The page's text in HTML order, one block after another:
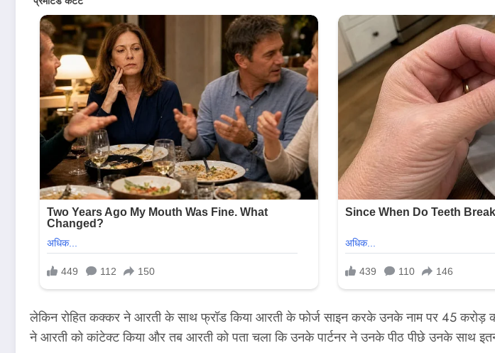
लेकिन रोहित कक्कर ने आरती के साथ फ्रॉड किया आरती के फोर्ज साइन करके उनके नाम पर 45 करोड़
ने आरती को कांटेक्ट किया और तब आरती को पता चला कि उनके पार्टनर ने उनके पीठ पीछे उनके साथ